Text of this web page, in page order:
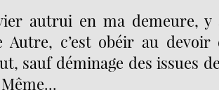
autrui en ma demeure, y
Autre, c’est obéir au devoir
sauf déminage des issues